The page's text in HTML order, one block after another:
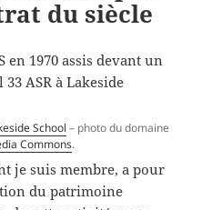
du siècle
School – photo du domaine
Commons.
je suis membre, a pour
du patrimoine